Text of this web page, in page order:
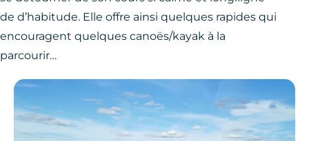
de d’habitude. Elle offre ainsi quelques rapides qui
encouragent quelques canoës/kayak à la
parcourir…